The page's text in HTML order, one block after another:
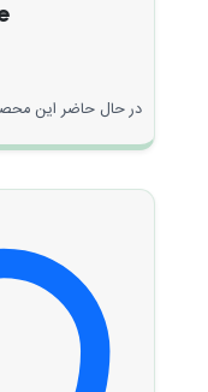
در حال حاضر این محصول در